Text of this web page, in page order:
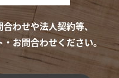
わせや法人契約等、
お問合わせください。